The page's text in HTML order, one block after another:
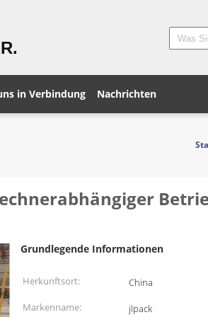
in Verbindung Nachrichten
Grundlegende Informationen
Herkunftsort:
China
Markenname:
jlpack